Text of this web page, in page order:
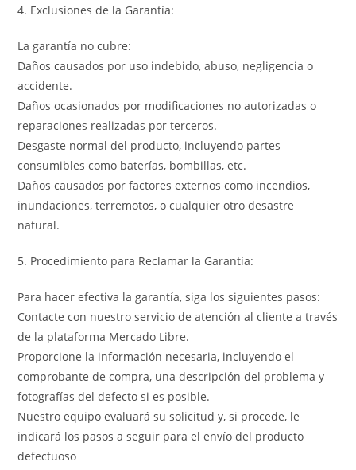
4. Exclusiones de la Garantía:
La garantía no cubre:
Daños causados por uso indebido, abuso, negligencia o
accidente.
Daños ocasionados por modificaciones no autorizadas o
reparaciones realizadas por terceros.
Desgaste normal del producto, incluyendo partes
consumibles como baterías, bombillas, etc.
Daños causados por factores externos como incendios,
inundaciones, terremotos, o cualquier otro desastre
natural.
5. Procedimiento para Reclamar la Garantía:
Para hacer efectiva la garantía, siga los siguientes pasos:
Contacte con nuestro servicio de atención al cliente a través
de la plataforma Mercado Libre.
Proporcione la información necesaria, incluyendo el
comprobante de compra, una descripción del problema y
fotografías del defecto si es posible.
Nuestro equipo evaluará su solicitud y, si procede, le
indicará los pasos a seguir para el envío del producto
defectuoso